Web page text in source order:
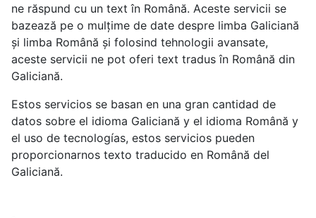
ne răspund cu un text în Română. Aceste servicii se
bazează pe o mulțime de date despre limba Galiciană
și limba Română și folosind tehnologii avansate,
aceste servicii ne pot oferi text tradus în Română din
Galiciană.
Estos servicios se basan en una gran cantidad de
datos sobre el idioma Galiciană y el idioma Română y
el uso de tecnologías, estos servicios pueden
proporcionarnos texto traducido en Română del
Galiciană.